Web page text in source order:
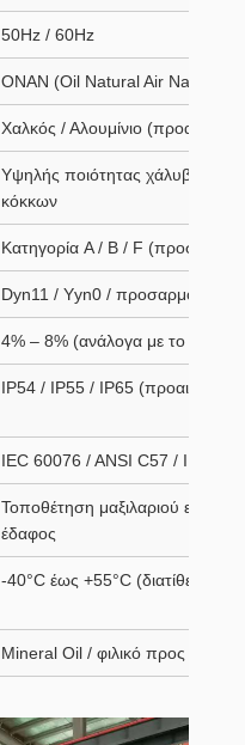
50Hz / 60Hz
ONAN (Oil Natural Air Natural)
Χαλκός / Αλουμίνιο
Υψηλής ποιότητας χάλυβας
κόκκων
Κατηγορία A / B / F
Dyn11 / Yyn0 / προσαρμοσμένο
4% – 8% (ανάλογα με το σχέδιο)
IP54 / IP55 / IP65 (προαιρετικό)
IEC 60076 / ANSI C57 / IEEE
Τοποθέτηση μαξιλαριού
έδαφος
-40°C έως +55°C (διατίθεται
Mineral Oil / φιλικό προς το